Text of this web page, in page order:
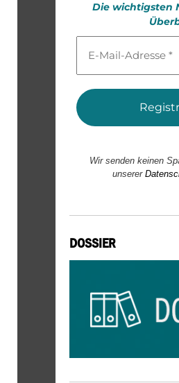
Die wichtigsten
Mail-
*
Wir senden keinen
unserer
DOSSIER